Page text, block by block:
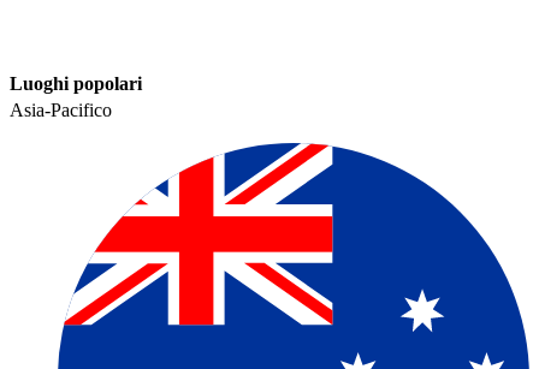
Luoghi popolari​​
Asia-Pacifico​​